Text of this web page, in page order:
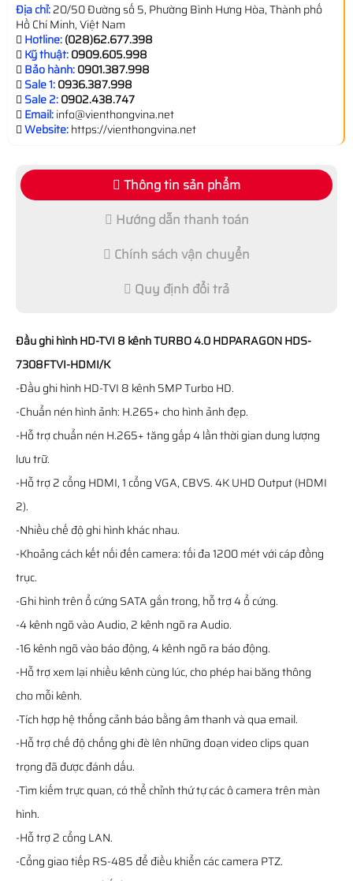
Địa chỉ:20/50 Đường số 5, Phường Bình Hưng Hòa, Thành phố
Hồ Chí Minh, Việt Nam
Hotline:(028)62.677.398
Kỹ thuật:0909.605.998
Bảo hành:0901.387.998
Sale 1:0936.387.998
Sale 2:0902.438.747
Email:info@vienthongvina.net
Website:https://vienthongvina.net
Thông tin sản phẩm
Hướng dẫn thanh toán
Chính sách vận chuyển
Quy định đổi trả
Đầu ghi hình HD-TVI 8 kênh TURBO 4.0 HDPARAGON HDS-
7308FTVI-HDMI/K
-Đầu ghi hình HD-TVI 8 kênh 5MP Turbo HD.
-Chuẩn nén hình ảnh: H.265+ cho hình ảnh đẹp.
-Hỗ trợ chuẩn nén H.265+ tăng gấp 4 lần thời gian dung lượng
lưu trữ.
-Hỗ trợ 2 cổng HDMI, 1 cổng VGA, CBVS. 4K UHD Output (HDMI
2).
-Nhiều chế độ ghi hình khác nhau.
-Khoảng cách kết nối đến camera: tối đa 1200 mét với cáp đồng
trục.
-Ghi hình trên ổ cứng SATA gắn trong, hỗ trợ 4 ổ cứng.
-4 kênh ngõ vào Audio, 2 kênh ngõ ra Audio.
-16 kênh ngõ vào báo động, 4 kênh ngõ ra báo động.
-Hỗ trợ xem lại nhiều kênh cùng lúc, cho phép hai băng thông
cho mỗi kênh.
-Tích hợp hệ thống cảnh báo bằng âm thanh và qua email.
-Hỗ trợ chế độ chống ghi đè lên những đoạn video clips quan
trọng đã được đánh dấu.
-Tìm kiếm trực quan, có thể chỉnh thứ tự các ô camera trên màn
hình.
-Hỗ trợ 2 cổng LAN.
-Cổng giao tiếp RS-485 để điều khiển các camera PTZ.